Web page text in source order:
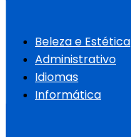
Beleza e Estética
Administrativo
Idiomas
Informática